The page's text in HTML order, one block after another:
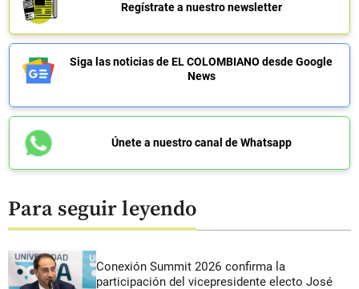
Regístrate a nuestro newsletter
Siga las noticias de EL COLOMBIANO desde Google
News
Únete a nuestro canal de Whatsapp
Para seguir leyendo
Conexión Summit 2026 confirma la
participación del vicepresidente electo José